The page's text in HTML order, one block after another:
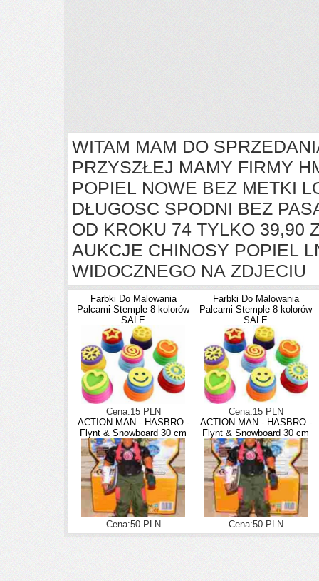
WITAM MAM DO
PRZYSZŁEJ MAMY FIRMY
POPIEL NOWE BEZ METKI
DŁUGOSC SPODNI BEZ
OD KROKU 74 TYLKO 39,90
AUKCJE CHINOSY POPIEL
WIDOCZNEGO NA ZDJECIU
Farbki Do Malowania
Palcami Stemple 8 kolorów
SALE
Cena:15 PLN
Farbki Do Malowania
Palcami Stemple 8 kolorów
SALE
Cena:15 PLN
ACTION MAN - HASBRO -
Flynt & Snowboard 30 cm
Cena:50 PLN
ACTION MAN - HASBRO -
Flynt & Snowboard 30 cm
Cena:50 PLN